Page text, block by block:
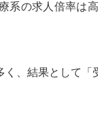
系の求人倍率は
、結果として「